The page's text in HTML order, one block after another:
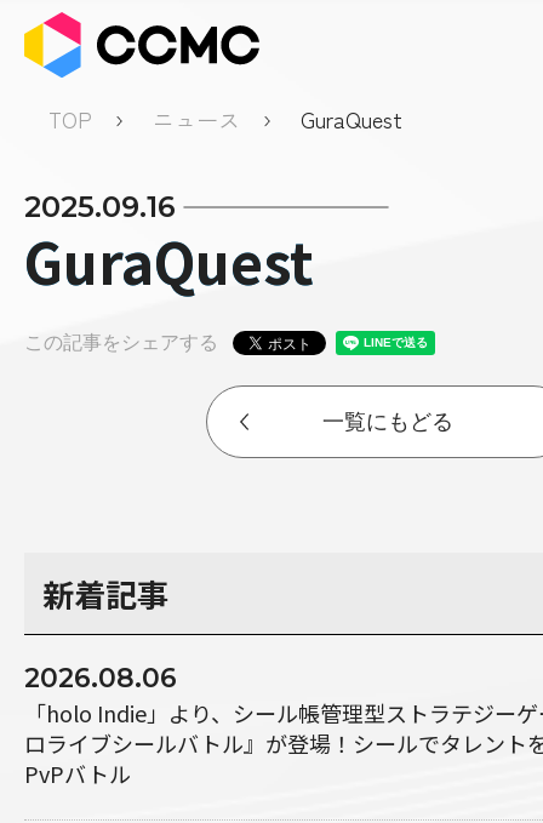
TOP ニュース GuraQuest
2025.09.16
GuraQuest
この記事をシェアする
一覧にもどる
新着記事
2026.08.06
「holo Indie」より、シール帳管理型ストラテジー
ロライブシールバトル』が登場！シールでタレント
PvPバトル